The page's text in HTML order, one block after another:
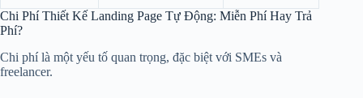
Chi Phí Thiết Kế Landing Page Tự Động: Miễn Phí Hay Trả
Phí?
Chi phí là một yếu tố quan trọng, đặc biệt với SMEs và
freelancer.